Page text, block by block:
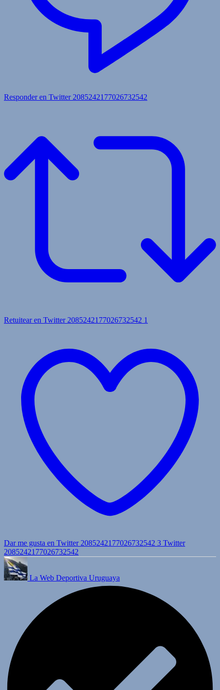
Responder en Twitter 2085242177026732542
Retuitear en Twitter 2085242177026732542 1
Dar me gusta en Twitter 2085242177026732542 3 Twitter
2085242177026732542
La Web Deportiva Uruguaya